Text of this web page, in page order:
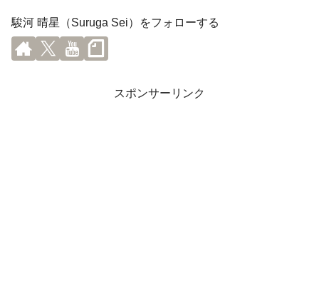
駿河 晴星（Suruga Sei）をフォローする
スポンサーリンク